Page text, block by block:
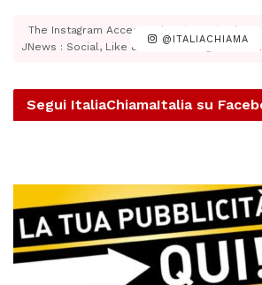
@ITALIACHIAMA
The Instagram Access Token is expired,
JNews : Social, Like & View > Instagram
Segui ItaliaChiamaItalia su